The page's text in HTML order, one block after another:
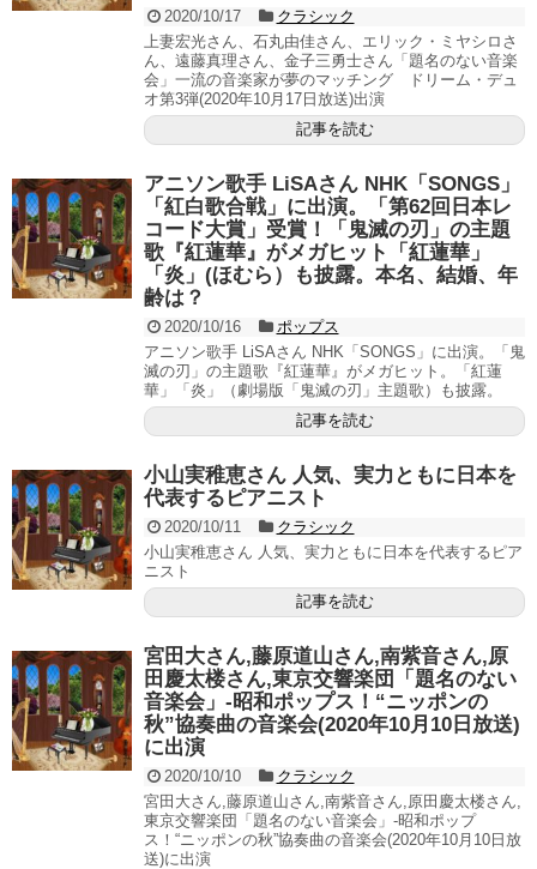
2020/10/17
クラシック
上妻宏光さん、石丸由佳さん、エリック・ミヤシロさ
ん、遠藤真理さん、金子三勇士さん「題名のない音楽
会」一流の音楽家が夢のマッチング ドリーム・デュ
オ第3弾(2020年10月17日放送)出演
記事を読む
アニソン歌手 LiSAさん NHK「SONGS」
「紅白歌合戦」に出演。「第62回日本レ
コード大賞」受賞！「鬼滅の刃」の主題
歌『紅蓮華』がメガヒット「紅蓮華」
「炎」(ほむら）も披露。本名、結婚、年
齢は？
2020/10/16
ポップス
アニソン歌手 LiSAさん NHK「SONGS」に出演。「鬼
滅の刃」の主題歌『紅蓮華』がメガヒット。「紅蓮
華」「炎」（劇場版「鬼滅の刃」主題歌）も披露。
記事を読む
小山実稚恵さん 人気、実力ともに日本を
代表するピアニスト
2020/10/11
クラシック
小山実稚恵さん 人気、実力ともに日本を代表するピア
ニスト
記事を読む
宮田大さん,藤原道山さん,南紫音さん,原
田慶太楼さん,東京交響楽団「題名のない
音楽会」-昭和ポップス！“ニッポンの
秋”協奏曲の音楽会(2020年10月10日放送)
に出演
2020/10/10
クラシック
宮田大さん,藤原道山さん,南紫音さん,原田慶太楼さん,
東京交響楽団「題名のない音楽会」-昭和ポップ
ス！“ニッポンの秋”協奏曲の音楽会(2020年10月10日放
送)に出演